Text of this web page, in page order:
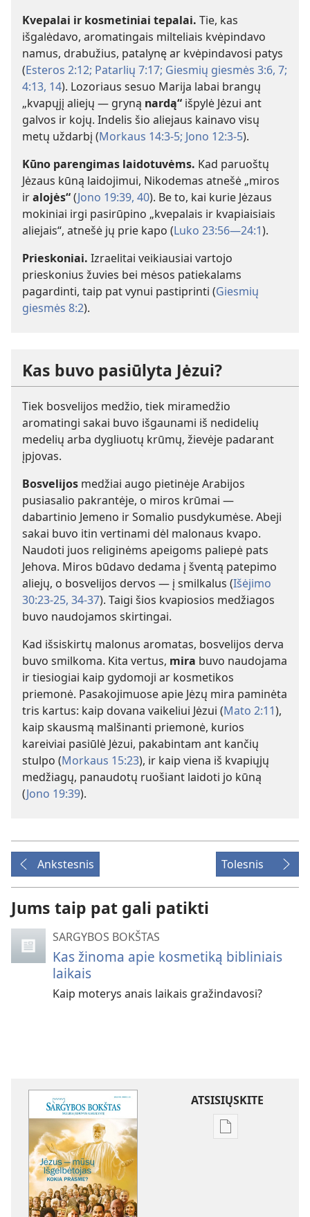
Kvepalai ir kosmetiniai tepalai. Tie, kas
išgalėdavo, aromatingais milteliais kvėpindavo
namus, drabužius, patalynę ar kvėpindavosi patys
(Esteros 2:12; Patarlių 7:17; Giesmių giesmės 3:6, 7;
4:13, 14). Lozoriaus sesuo Marija labai brangų
„kvapųjį aliejų — gryną nardą“ išpylė Jėzui ant
galvos ir kojų. Indelis šio aliejaus kainavo visų
metų uždarbį (Morkaus 14:3-5; Jono 12:3-5).
Kūno parengimas laidotuvėms. Kad paruoštų
Jėzaus kūną laidojimui, Nikodemas atnešė „miros
iralojės“(Jono 19:39, 40). Be to, kai kurie Jėzaus
mokiniai irgi pasirūpino „kvepalais ir kvapiaisiais
aliejais“, atnešė jų prie kapo (Luko 23:56—24:1).
Prieskoniai. Izraelitai veikiausiai vartojo
prieskonius žuvies bei mėsos patiekalams
pagardinti, taip pat vynui pastiprinti (Giesmių
giesmės 8:2).
Kas buvo pasiūlyta Jėzui?
Tiek bosvelijos medžio, tiek miramedžio
aromatingi sakai buvo išgaunami iš nedidelių
medelių arba dygliuotų krūmų, žievėje padarant
įpjovas.
Bosvelijos medžiai augo pietinėje Arabijos
pusiasalio pakrantėje, o miros krūmai —
dabartinio Jemeno ir Somalio pusdykumėse. Abeji
sakai buvo itin vertinami dėl malonaus kvapo.
Naudoti juos religinėms apeigoms paliepė pats
Jehova. Miros būdavo dedama į šventą patepimo
aliejų, o bosvelijos dervos — į smilkalus (Išėjimo
30:23-25, 34-37). Taigi šios kvapiosios medžiagos
buvo naudojamos skirtingai.
Kad išsiskirtų malonus aromatas, bosvelijos derva
buvo smilkoma. Kita vertus, mira buvo naudojama
ir tiesiogiai kaip gydomoji ar kosmetikos
priemonė. Pasakojimuose apie Jėzų mira paminėta
tris kartus: kaip dovana vaikeliui Jėzui (Mato 2:11),
kaip skausmą malšinanti priemonė, kurios
kareiviai pasiūlė Jėzui, pakabintam ant kančių
stulpo (Morkaus 15:23), ir kaip viena iš kvapiųjų
medžiagų, panaudotų ruošiant laidoti jo kūną
(Jono 19:39).
Ankstesnis Tolesnis
Jums taip pat gali patikti
SARGYBOS BOKŠTAS
Kas žinoma apie kosmetiką bibliniais
laikais
Kaip moterys anais laikais gražindavosi?
ATSISIŲSKITE
Skaitmeninių